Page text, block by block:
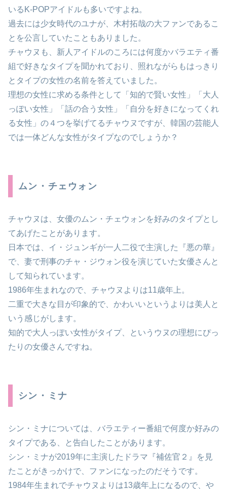
いるK-POPアイドルも多いですよね。
過去には少女時代のユナが、木村拓哉の大ファンであるこ
とを公言していたこともありました。
チャウヌも、新人アイドルのころには何度かバラエティ番
組で好きなタイプを聞かれており、照れながらもはっきり
とタイプの女性の名前を答えていました。
理想の女性に求める条件として「知的で賢い女性」「大人
っぽい女性」「話の合う女性」「自分を好きになってくれ
る女性」の４つを挙げてるチャウヌですが、韓国の芸能人
では一体どんな女性がタイプなのでしょうか？
ムン・チェウォン
チャウヌは、女優のムン・チェウォンを好みのタイプとし
てあげたことがあります。
日本では、イ・ジュンギが一人二役で主演した『悪の華』
で、妻で刑事のチャ・ジウォン役を演じていた女優さんと
して知られています。
1986年生まれなので、チャウヌよりは11歳年上。
二重で大きな目が印象的で、かわいいというよりは美人と
いう感じがします。
知的で大人っぽい女性がタイプ、というウヌの理想にぴっ
たりの女優さんですね。
シン・ミナ
シン・ミナについては、バラエティー番組で何度か好みの
タイプである、と告白したことがあります。
シン・ミナが2019年に主演したドラマ『補佐官２』を見
たことがきっかけで、ファンになったのだそうです。
1984年生まれでチャウヌよりは13歳年上になるので、や